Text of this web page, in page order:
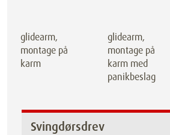
glidearm,
montage på
karm
glidearm,
montage på
karm med
panikbeslag
Svingdørsdrev